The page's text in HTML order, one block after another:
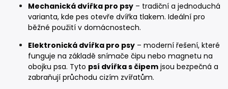
Mechanická dvířka pro psy – tradiční a jednoduchá
varianta, kde pes otevře dvířka tlakem. Ideální pro
běžné použití v domácnostech.
Elektronická dvířka pro psy – moderní řešení, které
funguje na základě snímače čipu nebo magnetu na
obojku psa. Tyto psí dvířka s čipem jsou bezpečná a
zabraňují průchodu cizím zvířatům.